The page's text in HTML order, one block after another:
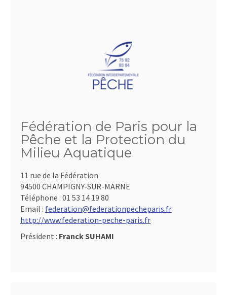
Fédération de Paris pour la
Pêche et la Protection du
Milieu Aquatique
11 rue de la Fédération
94500 CHAMPIGNY-SUR-MARNE
Téléphone : 01 53 14 19 80
Email : federation@federationpecheparis.fr
http://www.federation-peche-paris.fr
Président : Franck SUHAMI